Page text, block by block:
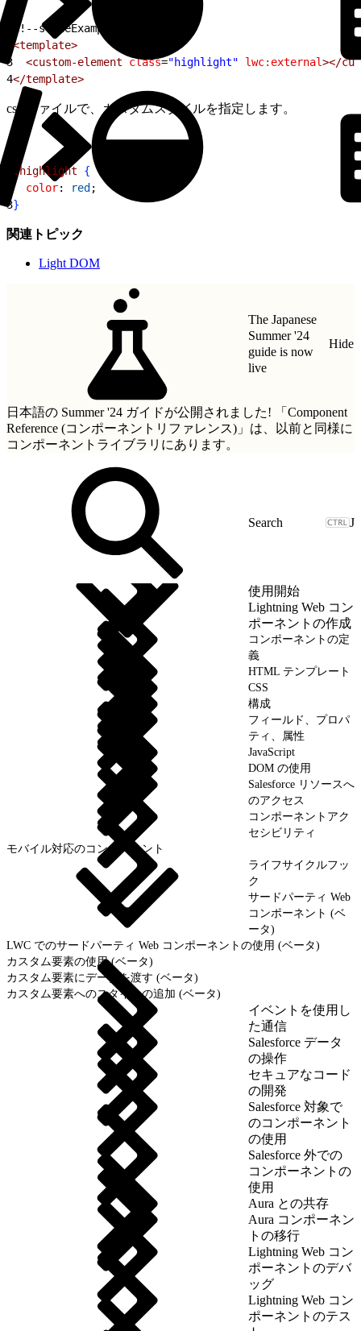
<!--styleExample.html-->
<template>
3
  <custom-element
class="highlight" lwc:external></
4</template>
css ファイルで、カスタムスタイルを指定します。
.highlight
{
  color
: red ;
3}
関連トピック
Light DOM
The Japanese
Summer '24
guide is now
live
Hide
日本語の Summer '24 ガイドが公開されました!
「Component
Reference (コンポーネントリファレンス)」 は、以前と同様に
コンポーネントライブラリにあります。
J
使用開始
Lightning Web コン
ポーネントの作成
コンポーネントの定
義
HTML テンプレート
CSS
構成
フィールド、プロパ
ティ、属性
JavaScript
DOM の使用
Salesforce リソースへ
のアクセス
コンポーネントアク
セシビリティ
モバイル対応のコンポーネント
ライフサイクルフッ
ク
サードパーティ Web
コンポーネント (ベ
ータ)
LWC でのサードパーティ Web コンポーネントの使用 (ベータ)
カスタム要素の使用 (ベータ)
カスタム要素にデータを渡す (ベータ)
カスタム要素へのスタイルの追加 (ベータ)
イベントを使用し
た通信
Salesforce データ
の操作
セキュアなコード
の開発
Salesforce 対象で
のコンポーネント
の使用
Salesforce 外での
コンポーネントの
使用
Aura との共存
Aura コンポーネン
トの移行
Lightning Web コン
ポーネントのデバ
ッグ
Lightning Web コン
ポーネントのテス